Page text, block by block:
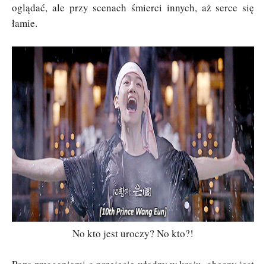
oglądać, ale przy scenach śmierci innych, aż serce się
łamie.
No kto jest uroczy? No kto?!